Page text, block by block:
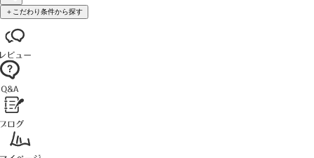
＋こだわり条件から探す